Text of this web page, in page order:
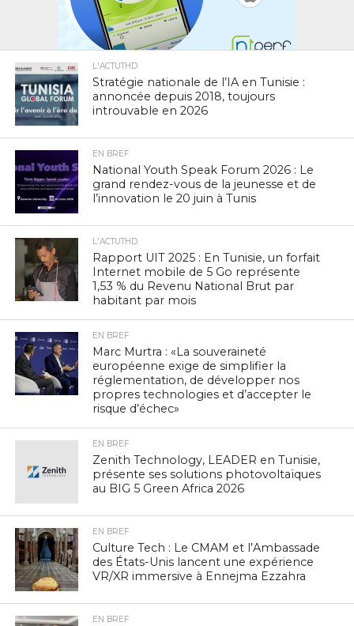
L'ACTUTHD
Stratégie nationale de l’IA en Tunisie :
annoncée depuis 2018, toujours
introuvable en 2026
EN BREF
National Youth Speak Forum 2026 : Le
grand rendez-vous de la jeunesse et de
l’innovation le 20 juin à Tunis
L'ACTUTHD
Rapport UIT 2025 : En Tunisie, un forfait
Internet mobile de 5 Go représente
1,53 % du Revenu National Brut par
habitant par mois
EN BREF
Marc Murtra : «La souveraineté
européenne exige de simplifier la
réglementation, de développer nos
propres technologies et d’accepter le
risque d’échec»
EN BREF
Zenith Technology, LEADER en Tunisie,
présente ses solutions photovoltaïques
au BIG 5 Green Africa 2026
EN BREF
Culture Tech : Le CMAM et l’Ambassade
des États-Unis lancent une expérience
VR/XR immersive à Ennejma Ezzahra
EN BREF